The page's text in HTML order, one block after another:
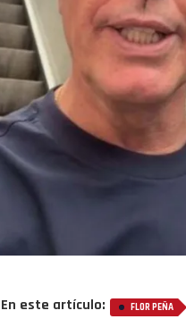
En este artículo: FLOR PEÑA